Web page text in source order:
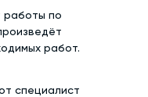
работы по
работ.
специалист